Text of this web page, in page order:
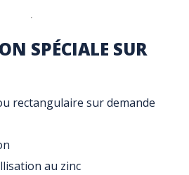
SPÉCIALE SUR
rectangulaire sur demande
au zinc